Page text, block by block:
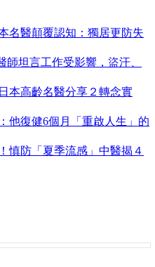
名醫顛覆認知：獨居更防失
師坦言工作受影響，盜汗、
本高齡名醫分享２轉念實
他復健6個月「重啟人生」的
慎防「夏季流感」中醫揭４